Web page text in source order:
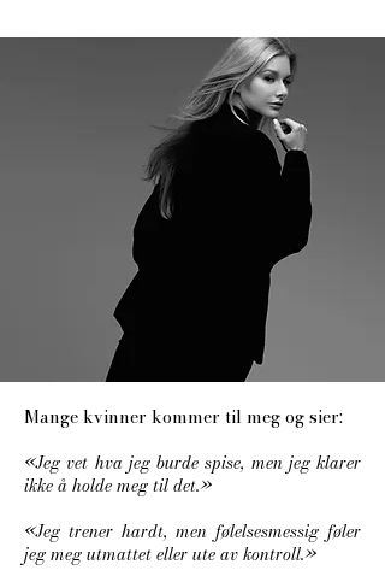
Mange kvinner kommer til meg og sier:
«Jeg vet hva jeg burde spise, men jeg klarer
ikke å holde meg til det.»
«Jeg trener hardt, men følelsesmessig føler
jeg meg utmattet eller ute av kontroll.»